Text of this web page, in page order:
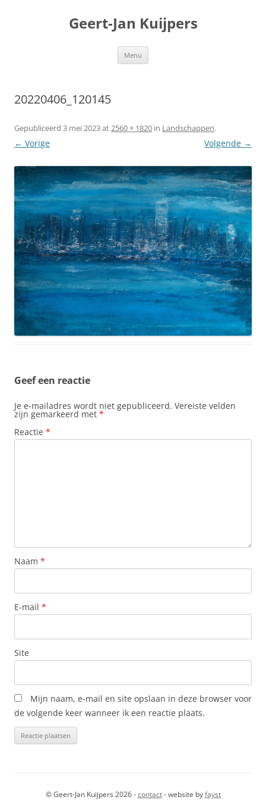
Geert-Jan Kuijpers
Menu
20220406_120145
Gepubliceerd 3 mei 2023at2560 × 1820 in Landschappen.
← Vorige Volgende →
Geef een reactie
Je e-mailadres wordt niet gepubliceerd. Vereiste velden
zijn gemarkeerd met *
Reactie *
Naam *
E-mail *
Site
Mijn naam, e-mail en site opslaan in deze browser voor
de volgende keer wanneer ik een reactie plaats.
© Geert-Jan Kuijpers 2026 -contact- website byfayst